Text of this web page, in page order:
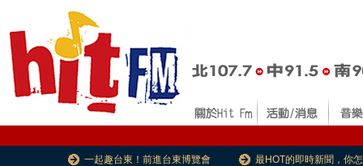
一起趣台東！前進台東博覽會 最HOT的即時新聞，你